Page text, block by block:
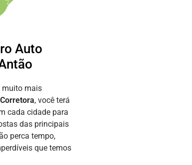
Auto
muito mais
, você terá
cada cidade para
das principais
perca tempo,
que temos